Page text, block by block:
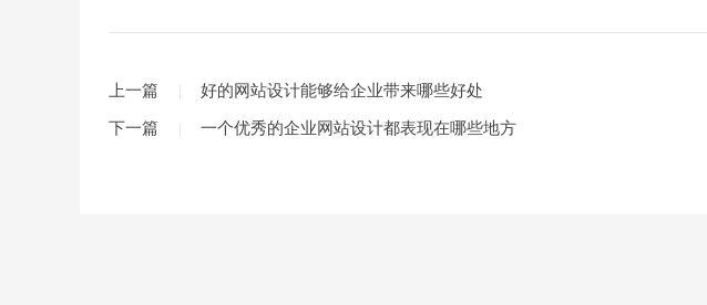
上一篇
好的网站设计能够给企业带来哪些好处
下一篇
一个优秀的企业网站设计都表现在哪些地方